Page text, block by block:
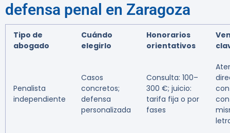
defensa penal en Zaragoza
Tipo de
abogado
Cuándo
elegirlo
Honorarios
orientativos
Penalista
independiente
Casos
concretos;
defensa
personalizada
Consulta: 100–
300 €; juicio:
tarifa fija o por
fases